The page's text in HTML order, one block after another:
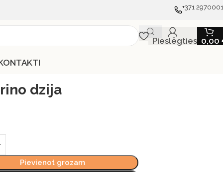
+371
Pieslēgties 0,00
dzija
Pievienot grozam